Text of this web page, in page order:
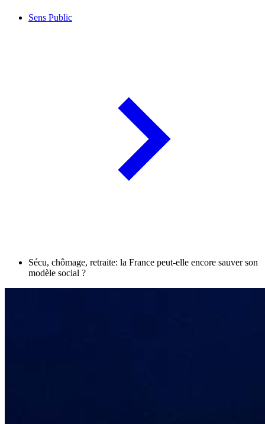
Sens Public
Sécu, chômage, retraite: la France peut-elle encore sauver son
modèle social ?